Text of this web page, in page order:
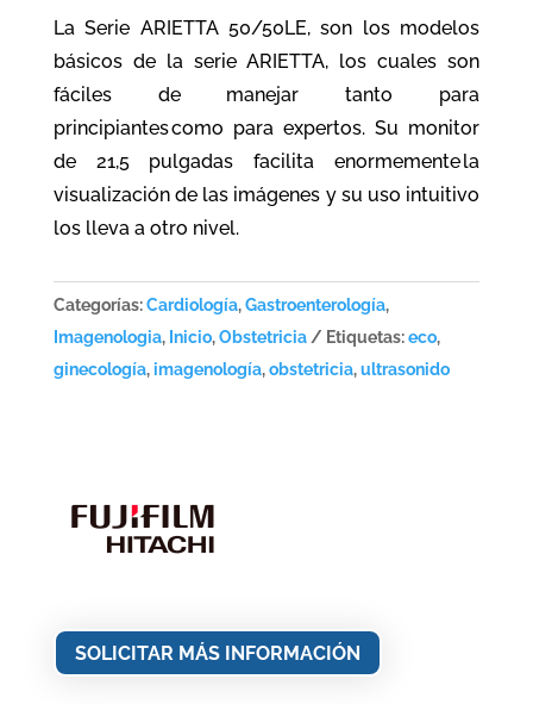
La Serie ARIETTA 50/50LE, son los modelos
básicos de la serie ARIETTA, los cuales son
fáciles de manejar tanto para
principiantes como para expertos. Su monitor
de 21,5 pulgadas facilita enormemente la
visualización de las imágenes y su uso intuitivo
los lleva a otro nivel.
Categorías:Cardiología,Gastroenterología,
Imagenologia, Inicio,Obstetricia Etiquetas:eco,
ginecología,imagenología,obstetricia,ultrasonido
SOLICITAR MÁS INFORMACIÓN